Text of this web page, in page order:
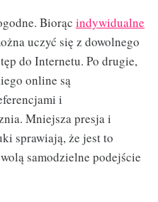
Biorąc indywidualne
uczyć się z dowolnego
do Internetu. Po drugie,
online są
i
Mniejsza presja i
sprawiają, że jest to
samodzielne podejście